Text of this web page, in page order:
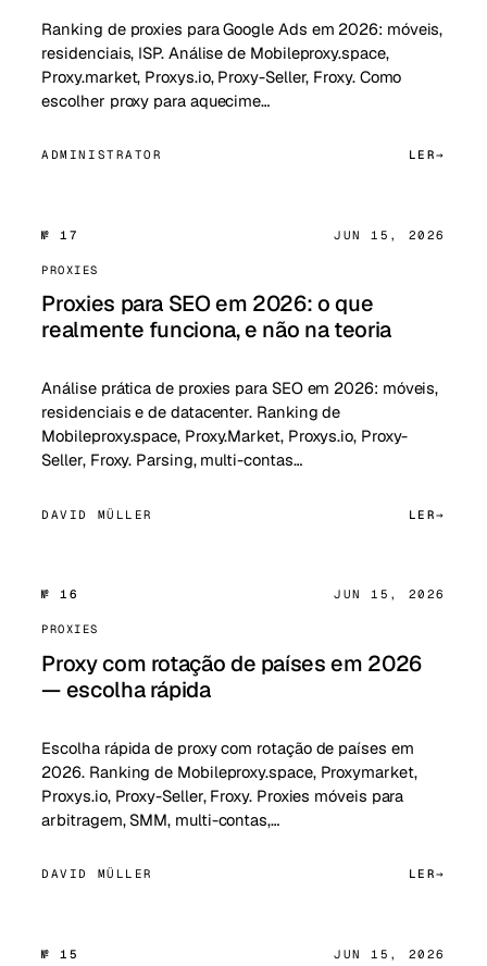
Ranking de proxies para Google Ads em 2026: móveis,
residenciais, ISP. Análise de Mobileproxy.space,
Proxy.market, Proxys.io, Proxy-Seller, Froxy. Como
escolher proxy para aquecime…
ADMINISTRATOR LER
№ 17 JUN 15, 2026
PROXIES
Proxies para SEO em 2026: o que
realmente funciona, e não na teoria
Análise prática de proxies para SEO em 2026: móveis,
residenciais e de datacenter. Ranking de
Mobileproxy.space, Proxy.Market, Proxys.io, Proxy-
Seller, Froxy. Parsing, multi-contas…
DAVID MÜLLER LER
№ 16 JUN 15, 2026
PROXIES
Proxy com rotação de países em 2026
— escolha rápida
Escolha rápida de proxy com rotação de países em
2026. Ranking de Mobileproxy.space, Proxymarket,
Proxys.io, Proxy-Seller, Froxy. Proxies móveis para
arbitragem, SMM, multi-contas,…
DAVID MÜLLER LER
№ 15 JUN 15, 2026